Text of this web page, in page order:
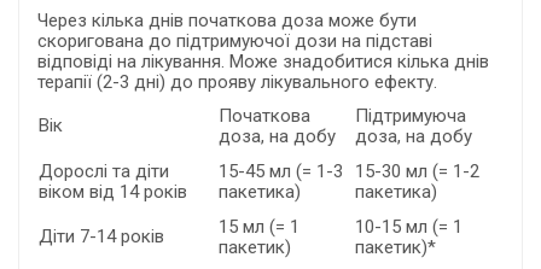
Через кілька днів початкова доза може бути
скоригована до підтримуючої дози на підставі
відповіді на лікування. Може знадобитися кілька днів
терапії (2-3 дні) до прояву лікувального ефекту.
Вік
Початкова
доза, на добу
Підтримуюча
доза, на добу
Дорослі та діти
віком від 14 років
15-45 мл (= 1-3
пакетика)
15-30 мл (= 1-2
пакетика)
Діти 7-14 років
15 мл (= 1
пакетик)
10-15 мл (= 1
пакетик)*